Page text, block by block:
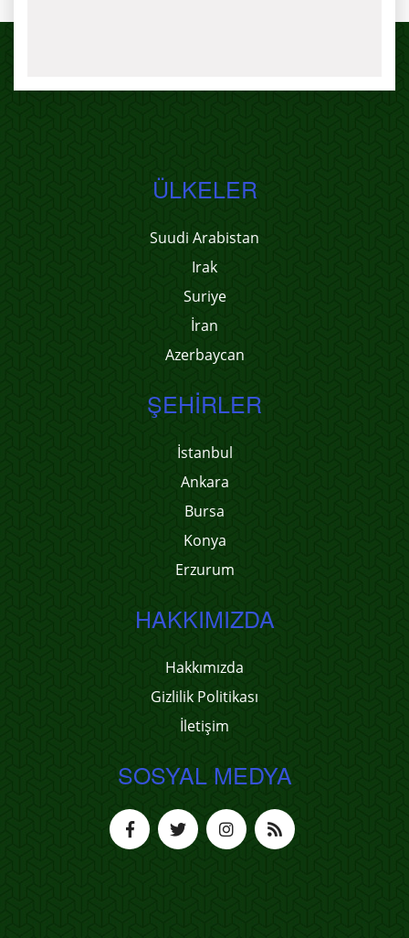
ÜLKELER
Suudi Arabistan
Irak
Suriye
İran
Azerbaycan
ŞEHIRLER
İstanbul
Ankara
Bursa
Konya
Erzurum
HAKKIMIZDA
Hakkımızda
Gizlilik Politikası
İletişim
SOSYAL MEDYA